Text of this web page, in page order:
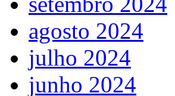
agosto 2024
julho 2024
junho 2024